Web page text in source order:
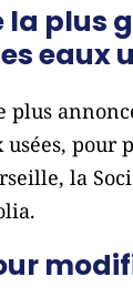
la plus
eaux
plus
pour
la